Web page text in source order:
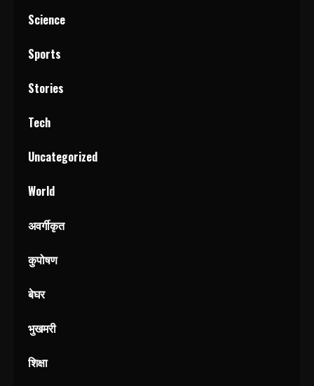
Science
Sports
Stories
Tech
Uncategorized
World
अवर्गीकृत
कुपोषण
बेघर
भुखमरी
शिक्षा